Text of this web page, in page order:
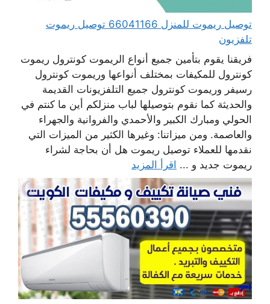
توصيل ريموت للمنزل 66041166 توصيل ريموت
تلفزيون
فريقنا يقوم بتأمين جميع أنواع الريموت كونترول ريموت
كونترول للمكيفات بمختلف أنواعها وريموت كونترول
رسيفر وريموت كونترول جميع التلفزيونات القديمة
والحديثة كما نقوم بتوصيلها لباب منزلكم أين ما كنتم في
الحولي ومبارك الكبير والأحمدي والفروانية والجهراء
والعاصمة. ومن ميزاتنا: وغيرها الكثير من الميزات التي
نقدمها للعملاء توصيل ريموت هل أن بحاجة لشراء
ريموت جديد و ... اقرأ المزيد